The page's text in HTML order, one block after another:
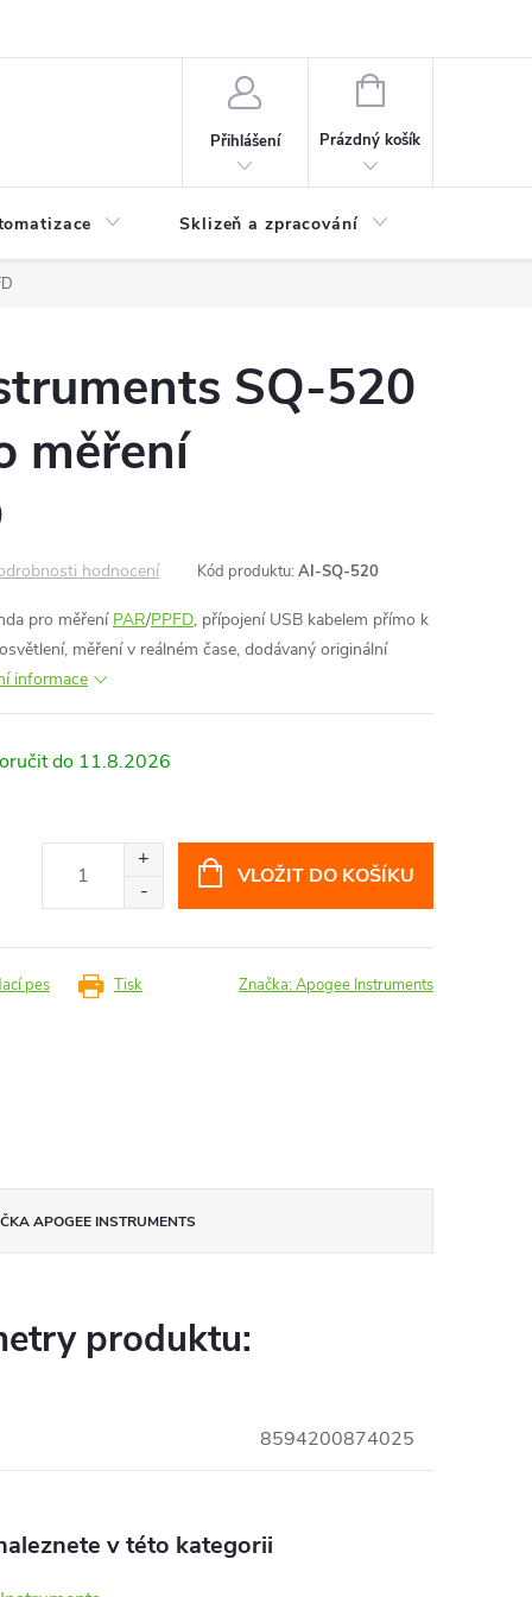
Přihlášení
NÁKUPNÍ
Prázdný košík
Sklizeň a zpracování
SQ-520
měření
hodnocení Kód produktu: AI-SQ-520
pro měření PAR/PPFD, přípojení USB kabelem přímo k
osvětlení, měření v reálném čase, dodávaný originální
informace
11.8.2026
VLOŽIT DO KOŠÍKU
Tisk
pes Značka:Apogee Instruments
APOGEE INSTRUMENTS
produktu:
8594200874025
v této kategorii